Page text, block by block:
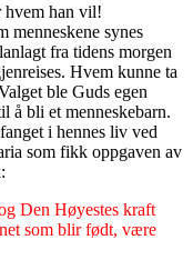
hvem han vil!
menneskene synes
fra tidens morgen
Hvem kunne ta
ble Guds egen
å bli et menneskebarn.
i hennes liv ved
som fikk oppgaven av
Den Høyestes kraft
som blir født, være